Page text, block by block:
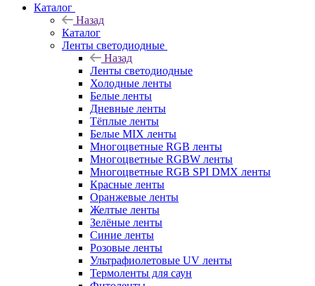
Каталог
Назад
Каталог
Ленты светодиодные
Назад
Ленты светодиодные
Холодные ленты
Белые ленты
Дневные ленты
Тёплые ленты
Белые MIX ленты
Многоцветные RGB ленты
Многоцветные RGBW ленты
Многоцветные RGB SPI DMX ленты
Красные ленты
Оранжевые ленты
Желтые ленты
Зелёные ленты
Синие ленты
Розовые ленты
Ультрафиолетовые UV ленты
Термоленты для саун